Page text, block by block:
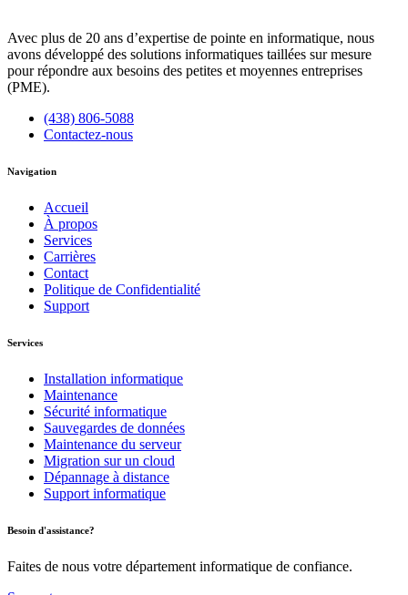
Avec plus de 20 ans d’expertise de pointe en informatique, nous
avons développé des solutions informatiques taillées sur mesure
pour répondre aux besoins des petites et moyennes entreprises
(PME).
(438) 806-5088
Contactez-nous
Navigation
Accueil
À propos
Services
Carrières
Contact
Politique de Confidentialité
Support
Services
Installation informatique
Maintenance
Sécurité informatique
Sauvegardes de données
Maintenance du serveur
Migration sur un cloud
Dépannage à distance
Support informatique
Besoin d'assistance?
Faites de nous votre département informatique de confiance.